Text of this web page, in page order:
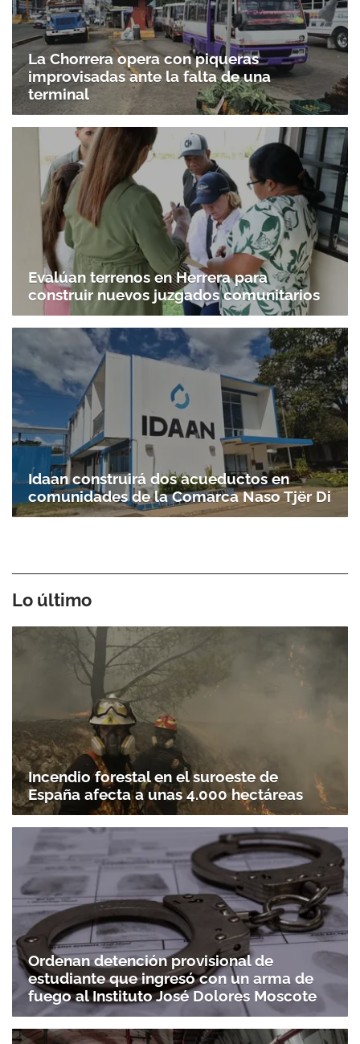
La Chorrera opera con piqueras
improvisadas ante la falta de una
terminal
Evalúan terrenos en Herrera para
construir nuevos juzgados comunitarios
Idaan construirá dos acueductos en
comunidades de la Comarca Naso Tjër Di
Lo último
Incendio forestal en el suroeste de
España afecta a unas 4.000 hectáreas
Ordenan detención provisional de
estudiante que ingresó con un arma de
fuego al Instituto José Dolores Moscote